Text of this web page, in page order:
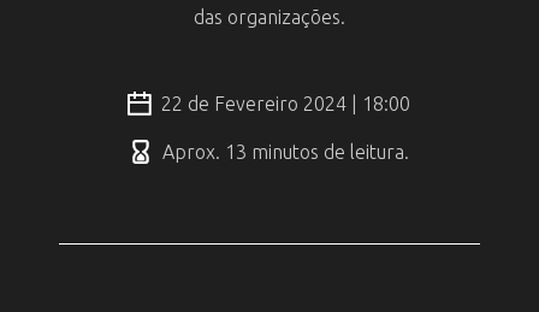
das organizações.
22 de Fevereiro 2024 | 18:00
Aprox. 13 minutos de leitura.